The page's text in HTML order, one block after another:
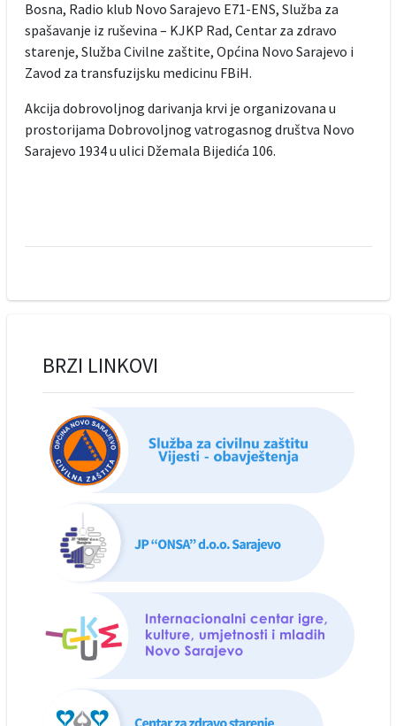
Bosna, Radio klub Novo Sarajevo E71-ENS, Služba za
spašavanje iz ruševina – KJKP Rad, Centar za zdravo
starenje, Služba Civilne zaštite, Općina Novo Sarajevo i
Zavod za transfuzijsku medicinu FBiH.
Akcija dobrovoljnog darivanja krvi je organizovana u
prostorijama Dobrovoljnog vatrogasnog društva Novo
Sarajevo 1934 u ulici Džemala Bijedića 106.
BRZI LINKOVI